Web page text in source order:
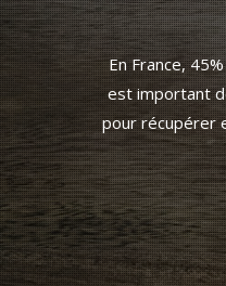
En France,
est important
pour récupérer